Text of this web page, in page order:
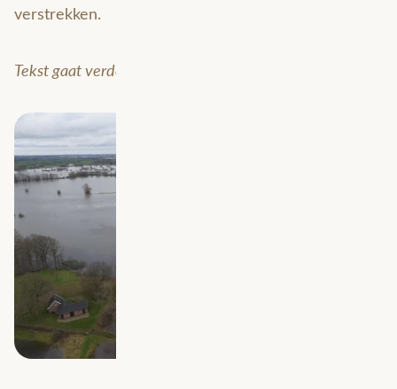
verstrekken.
Tekst gaat verder onder de afbeelding.